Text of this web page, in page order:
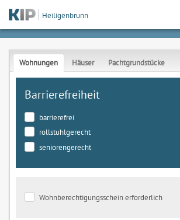
Heiligenbrunn
Wohnungen Häuser Pachtgrundstücke
Barrierefreiheit
barrierefrei
rollstuhlgerecht
seniorengerecht
Wohnberechtigungsschein erforderlich